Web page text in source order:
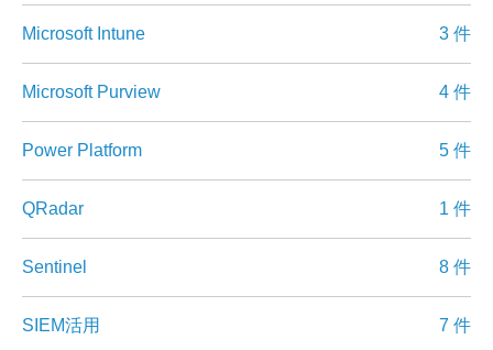
Microsoft Intune 3 件
Microsoft Purview 4 件
Power Platform 5 件
QRadar 1 件
Sentinel 8 件
SIEM活用 7 件